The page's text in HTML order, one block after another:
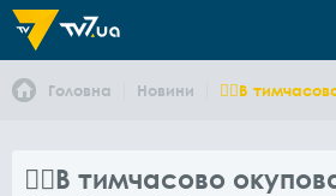
Головна Новини 🤦‍♀️В
🤦‍♀️В тимчасово